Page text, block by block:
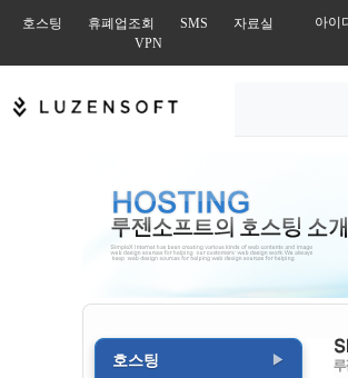
호스팅 휴폐업조회 SMS
자료실
VPN
아이
호스팅 ▶